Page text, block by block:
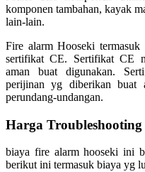
komponen tambahan, kayak
lain-lain.
Fire alarm Hooseki
sertifikat CE. Sertifikat CE
aman buat digunakan.
perijinan yg diberikan buat
perundang-undangan.
Harga
biaya fire alarm hooseki ini
berikut ini termasuk biaya yg